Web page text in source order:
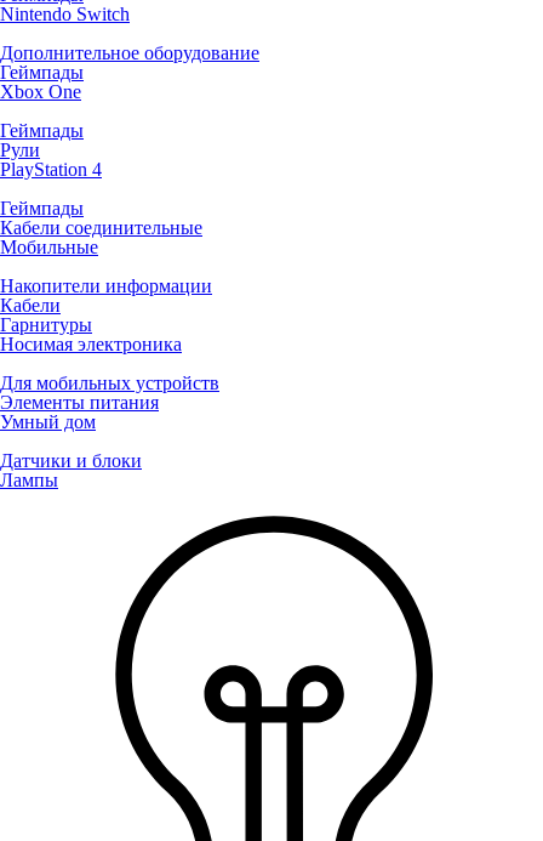
Nintendo Switch
Дополнительное оборудование
Геймпады
Xbox One
Геймпады
Рули
PlayStation 4
Геймпады
Кабели соединительные
Мобильные
Накопители информации
Кабели
Гарнитуры
Носимая электроника
Для мобильных устройств
Элементы питания
Умный дом
Датчики и блоки
Лампы